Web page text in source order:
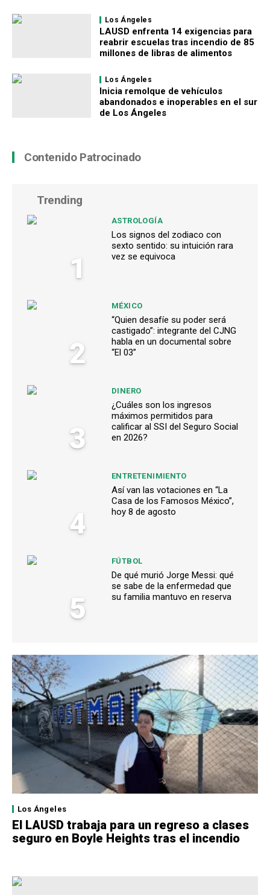
Los Ángeles
LAUSD enfrenta 14 exigencias para
reabrir escuelas tras incendio de 85
millones de libras de alimentos
Los Ángeles
Inicia remolque de vehículos
abandonados e inoperables en el sur
de Los Ángeles
Contenido Patrocinado
Trending
1
ASTROLOGÍA
Los signos del zodiaco con
sexto sentido: su intuición rara
vez se equivoca
2
MÉXICO
“Quien desafíe su poder será
castigado”: integrante del CJNG
habla en un documental sobre
“El 03”
3
DINERO
¿Cuáles son los ingresos
máximos permitidos para
calificar al SSI del Seguro Social
en 2026?
4
ENTRETENIMIENTO
Así van las votaciones en “La
Casa de los Famosos México”,
hoy 8 de agosto
5
FÚTBOL
De qué murió Jorge Messi: qué
se sabe de la enfermedad que
su familia mantuvo en reserva
Los Ángeles
El LAUSD trabaja para un regreso a clases
seguro en Boyle Heights tras el incendio